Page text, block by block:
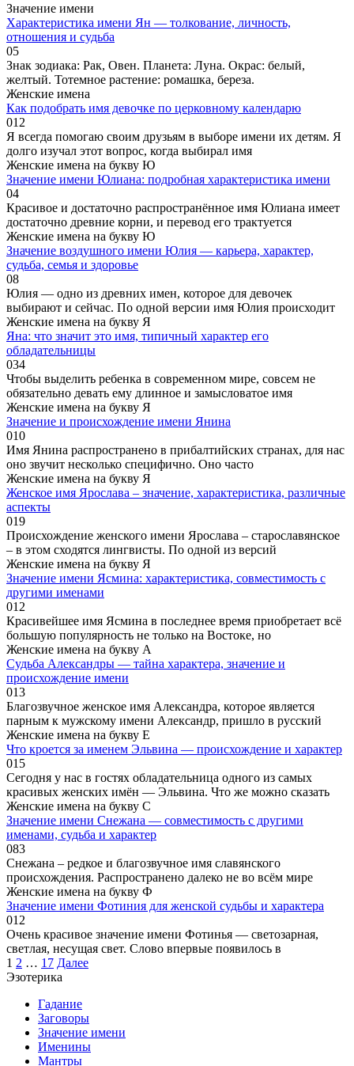
Значение имени
Характеристика имени Ян — толкование, личность,
отношения и судьба
05
Знак зодиака: Рак, Овен. Планета: Луна. Окрас: белый,
желтый. Тотемное растение: ромашка, береза.
Женские имена
Как подобрать имя девочке по церковному календарю
012
Я всегда помогаю своим друзьям в выборе имени их детям. Я
долго изучал этот вопрос, когда выбирал имя
Женские имена на букву Ю
Значение имени Юлиана: подробная характеристика имени
04
Красивое и достаточно распространённое имя Юлиана имеет
достаточно древние корни, и перевод его трактуется
Женские имена на букву Ю
Значение воздушного имени Юлия — карьера, характер,
судьба, семья и здоровье
08
Юлия — одно из древних имен, которое для девочек
выбирают и сейчас. По одной версии имя Юлия происходит
Женские имена на букву Я
Яна: что значит это имя, типичный характер его
обладательницы
034
Чтобы выделить ребенка в современном мире, совсем не
обязательно девать ему длинное и замысловатое имя
Женские имена на букву Я
Значение и происхождение имени Янина
010
Имя Янина распространено в прибалтийских странах, для нас
оно звучит несколько специфично. Оно часто
Женские имена на букву Я
Женское имя Ярослава – значение, характеристика, различные
аспекты
019
Происхождение женского имени Ярослава – старославянское
– в этом сходятся лингвисты. По одной из версий
Женские имена на букву Я
Значение имени Ясмина: характеристика, совместимость с
другими именами
012
Красивейшее имя Ясмина в последнее время приобретает всё
большую популярность не только на Востоке, но
Женские имена на букву А
Судьба Александры — тайна характера, значение и
происхождение имени
013
Благозвучное женское имя Александра, которое является
парным к мужскому имени Александр, пришло в русский
Женские имена на букву Е
Что кроется за именем Эльвина — происхождение и характер
015
Сегодня у нас в гостях обладательница одного из самых
красивых женских имён — Эльвина. Что же можно сказать
Женские имена на букву С
Значение имени Снежана — совместимость с другими
именами, судьба и характер
083
Снежана – редкое и благозвучное имя славянского
происхождения. Распространено далеко не во всём мире
Женские имена на букву Ф
Значение имени Фотиния для женской судьбы и характера
012
Очень красивое значение имени Фотинья — светозарная,
светлая, несущая свет. Слово впервые появилось в
Пагинация
записей
1 2 … 17 Далее
Эзотерика
Гадание
Заговоры
Значение имени
Именины
Мантры